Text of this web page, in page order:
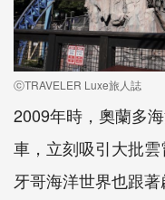
ⓒTRAVELER Luxe旅人誌
2009年時，奧蘭多
車，立刻吸引大批
牙哥海洋世界也跟